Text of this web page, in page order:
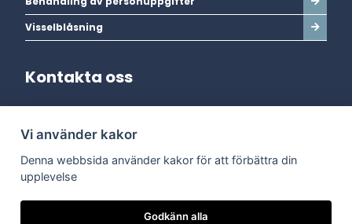
Visselblåsning
Kontakta oss
Adress:
Dala Energi AB
Postadress:Box 254, 793 26 Leksand
Kundservice: 0247-738 00
Epost:info@dalaenergi.se
Chatten är stängd
Vi använder kakor
Denna webbsida använder kakor för att förbättra din
upplevelse
Godkänn alla